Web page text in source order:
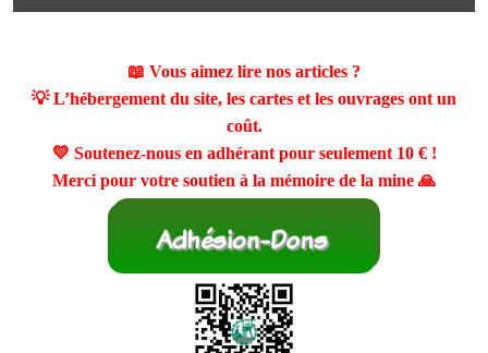
📖 Vous aimez lire nos articles ?
💡 L’hébergement du site, les cartes et les ouvrages ont un
coût.
💛 Soutenez-nous en adhérant pour seulement 10 €!
Merci pour votre soutien à la mémoire de la mine 🙏